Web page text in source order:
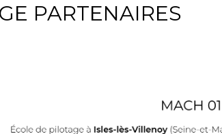
PARTENAIRES